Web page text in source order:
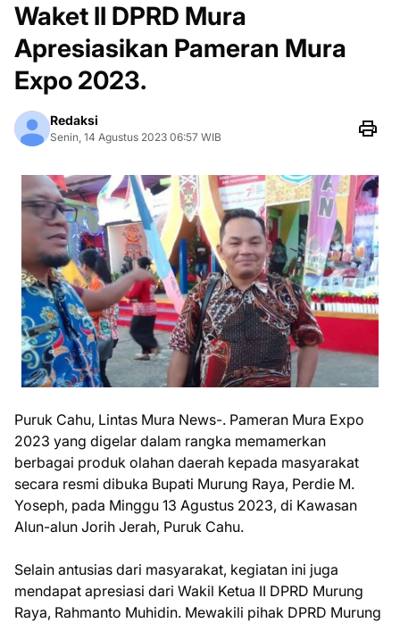
Waket II DPRD Mura
Apresiasikan Pameran Mura
Expo 2023.
Redaksi
Senin, 14 Agustus 2023 06:57 WIB
Puruk Cahu, Lintas Mura News-. Pameran Mura Expo
2023 yang digelar dalam rangka memamerkan
berbagai produk olahan daerah kepada masyarakat
secara resmi dibuka Bupati Murung Raya, Perdie M.
Yoseph, pada Minggu 13 Agustus 2023, di Kawasan
Alun-alun Jorih Jerah, Puruk Cahu.
Selain antusias dari masyarakat, kegiatan ini juga
mendapat apresiasi dari Wakil Ketua II DPRD Murung
Raya, Rahmanto Muhidin. Mewakili pihak DPRD Murung